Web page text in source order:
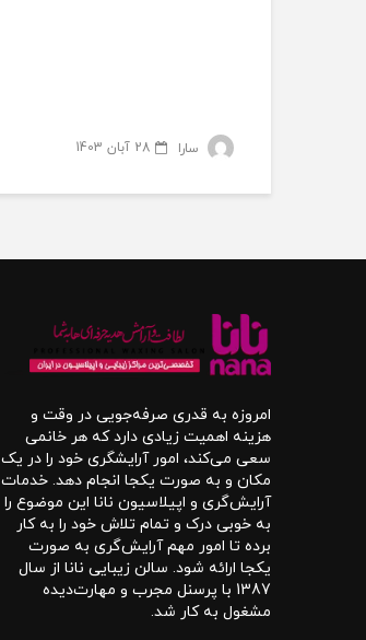
سارا 28 آبان 1403
امروزه به قدری صرفه‌جویی در وقت و
هزینه اهمیت زیادی دارد که هر خانمی
سعی می‌کند، امور آرایشگری خود را در یک
مکان و به صورت یکجا انجام دهد. خدمات
آرایش‌گری و اپیلاسیون نانا این موضوع را
به خوبی درک و تمام تلاش خود را به کار
برده تا امور مهم آرایش‌گری به صورت
یکجا ارائه شود. سالن زیبایی نانا از سال
1387 با پرسنل مجرب و مهارت‌دیده
مشغول به کار شد.